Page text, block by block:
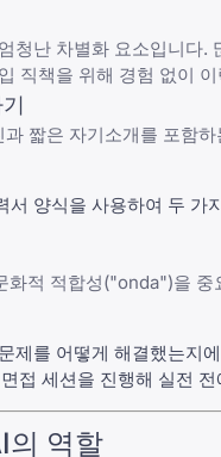
청난 차별화 요소입니다.
직책을 위해 경험 없이
짧은 자기소개를 포함
서 양식을 사용하여 두 가
적 적합성("onda")을
제를 어떻게 해결했는지
접 세션을 진행해 실전
의 역할